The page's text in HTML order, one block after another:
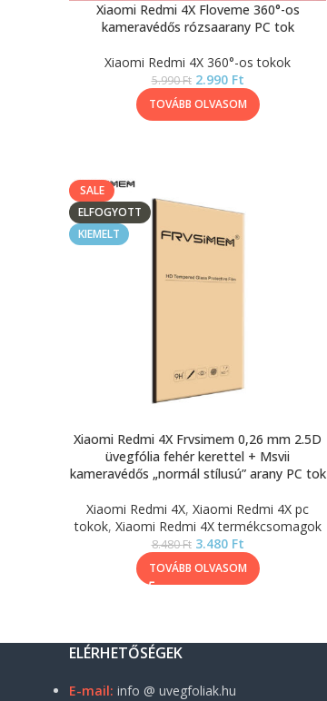
Xiaomi Redmi 4X Floveme 360°-os
kameravédős rózsaarany PC tok
Xiaomi Redmi 4X 360°-os tokok
5.990Ft 2.990 Ft
TOVÁBB OLVASOM
SALE
ELFOGYOTT
KIEMELT
Xiaomi Redmi 4X Frvsimem 0,26 mm 2.5D
üvegfólia fehér kerettel + Msvii
kameravédős „normál stílusú” arany PC tok
Xiaomi Redmi 4X, Xiaomi Redmi 4X pc
tokok, Xiaomi Redmi 4X termékcsomagok
8.480Ft 3.480 Ft
TOVÁBB OLVASOM
ELÉRHETŐSÉGEK
E-mail: info @ uvegfoliak.hu